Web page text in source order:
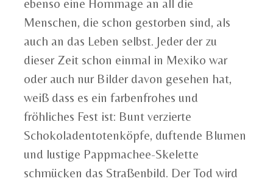
ebenso eine Hommage an all die
Menschen, die schon gestorben sind, als
auch an das Leben selbst. Jeder der zu
dieser Zeit schon einmal in Mexiko war
oder auch nur Bilder davon gesehen hat,
weiß dass es ein farbenfrohes und
fröhliches Fest ist: Bunt verzierte
Schokoladentotenköpfe, duftende Blumen
und lustige Pappmachee-Skelette
schmücken das Straßenbild. Der Tod wird